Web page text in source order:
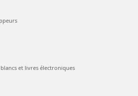
et livres électroniques